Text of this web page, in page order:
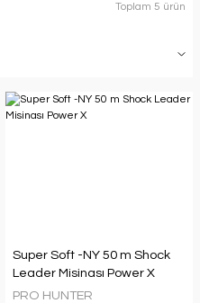
Toplam 5 ürün
Super Soft -NY 50 m Shock
Leader Misinası Power X
PRO HUNTER